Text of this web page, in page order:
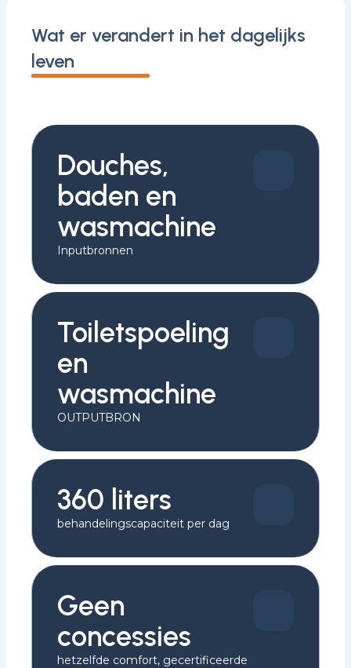
Wat er verandert in het dagelijks
leven
Douches,
baden en
wasmachine
Inputbronnen
Toiletspoeling
en
wasmachine
OUTPUTBRON
360 liters
behandelingscapaciteit per dag
Geen
concessies
hetzelfde comfort, gecertificeerde